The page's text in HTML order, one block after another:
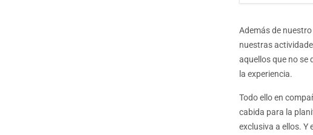
Además de
nuestras
aquellos que no se
la experiencia.
Todo ello en
cabida para la
exclusiva a ellos. Y